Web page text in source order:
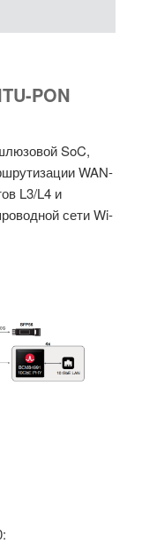
PON
SoC,
WAN-
L3/L4 и
сети Wi-